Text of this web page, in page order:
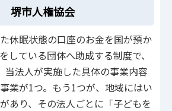
堺市人権協会
休眠状態の口座のお金を国が預か
している団体へ助成する制度で、
当法人が実施した具体の事業内容
業が1つ。もう1つが、地域にはい
あり、その法人ごとに「子どもを